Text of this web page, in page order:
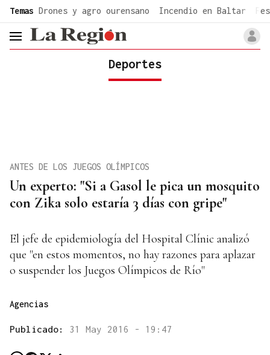
Temas Drones y agro ourensano Incendio en Baltar
header.menu.open
Deportes
Un experto: "Si a Gasol le pica un mosquito
con Zika solo estaría 3 días con gripe"
ANTES DE LOS JUEGOS OLÍMPICOS
El jefe de epidemiología del Hospital Clínic analizó
que "en estos momentos, no hay razones para aplazar
o suspender los Juegos Olímpicos de Río"
Agencias
Publicado: 31 May 2016 - 19:47